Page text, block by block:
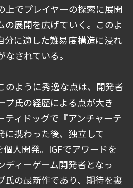
上でプレイヤーの探索に展開
の展開を広げていく。このよ
分に適した難易度構造に浸れ
されている。
のように秀逸な点は、開発者
プ氏の経歴による点が大き
ティドッグで『アンチャーテ
に携わった後、独立して
個人開発。IGFでアワードを
ディーゲーム開発者となっ
氏の最新作であり、期待を裏